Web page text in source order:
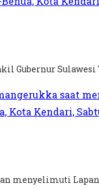
Gubernur Sulawesi
menyelimuti